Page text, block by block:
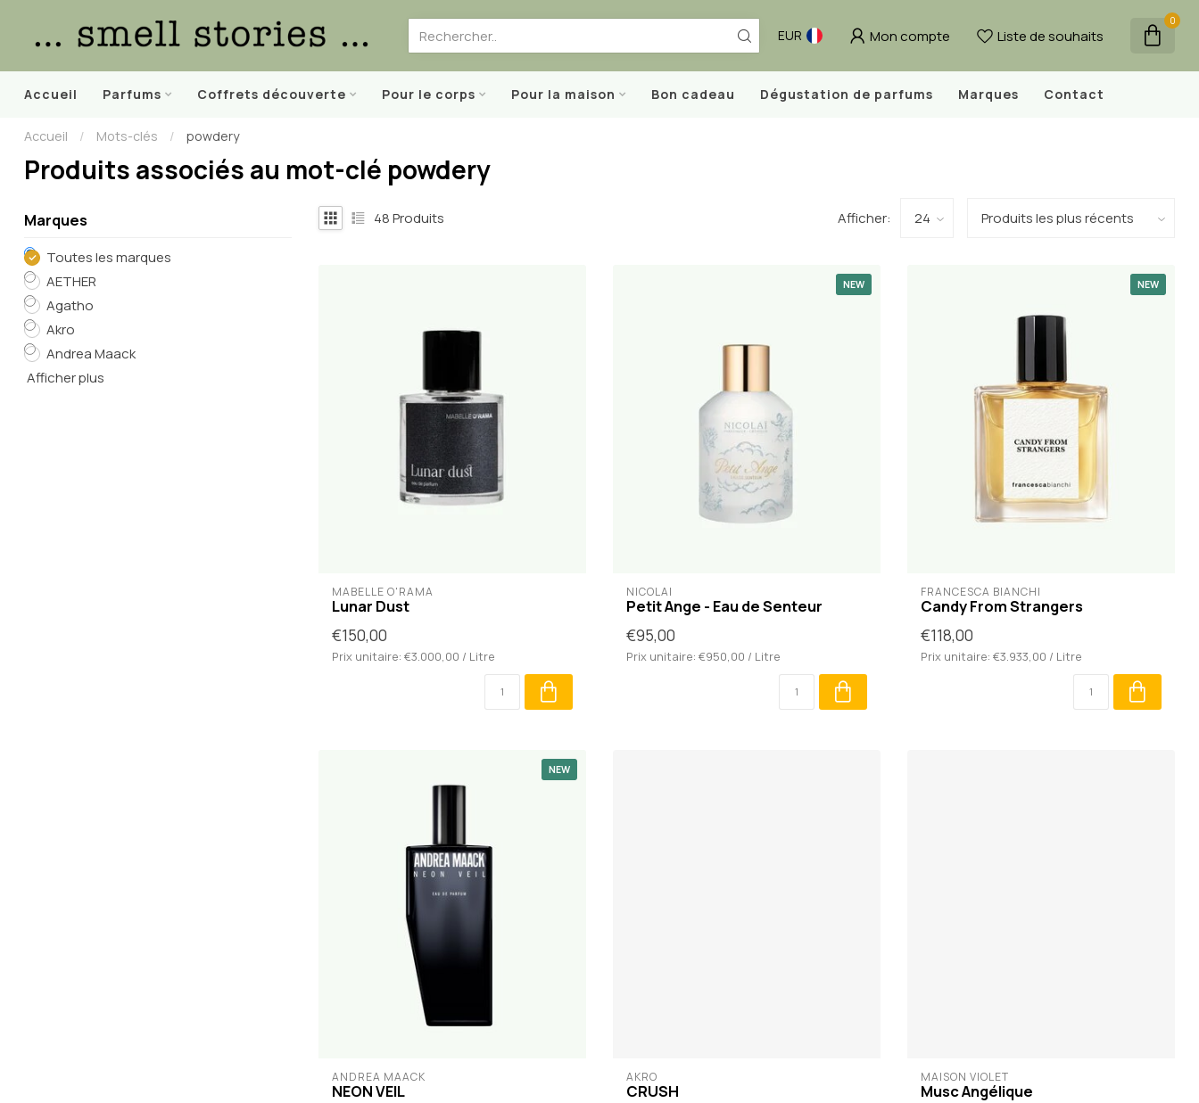
EUR Mon compte Liste de souhaits
0
Accueil Parfums Coffrets découverte Pour le corps Pour la maison Bon cadeau Dégustation de parfums Marques Contact
Accueil / Mots-clés / powdery
Produits associés au mot-clé powdery
Marques
Toutes les marques
AETHER
Agatho
Akro
Andrea Maack
Afficher plus
48Produits Afficher:
MABELLE O'RAMA
Lunar Dust
€150,00
Prix unitaire: €3.000,00 / Litre
NEW
NICOLAÏ
Petit Ange - Eau de Senteur
€95,00
Prix unitaire: €950,00 / Litre
NEW
FRANCESCA BIANCHI
Candy From Strangers
€118,00
Prix unitaire: €3.933,00 / Litre
NEW
ANDREA MAACK
NEON VEIL
AKRO
CRUSH
MAISON VIOLET
Musc Angélique